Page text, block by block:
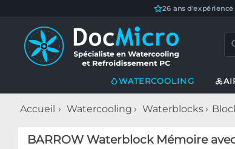
26 ans d'expérience
WATERCOOLING
Accueil Watercooling Waterblocks
BARROW Waterblock Mémoire